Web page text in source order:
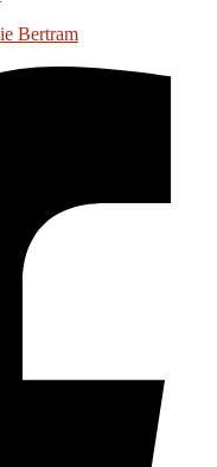
Bertram